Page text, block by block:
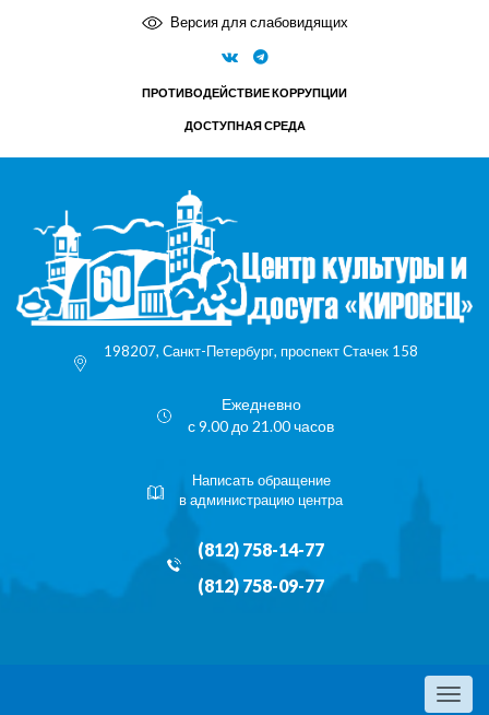
Версия для слабовидящих
ПРОТИВОДЕЙСТВИЕ КОРРУПЦИИ
ДОСТУПНАЯ СРЕДА
198207, Санкт-Петербург, проспект Стачек 158
Ежедневно
с 9.00 до 21.00 часов
Написать обращение
в администрацию центра
(812) 758-14-77
(812) 758-09-77
Menu